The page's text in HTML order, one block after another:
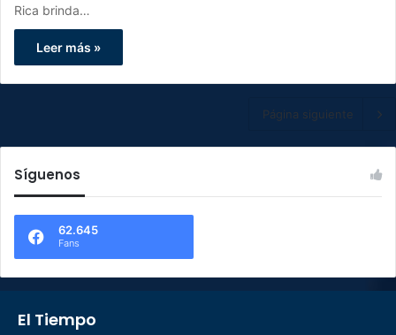
Rica brinda…
Leer más »
Página siguiente
Síguenos
62.645
Fans
El Tiempo